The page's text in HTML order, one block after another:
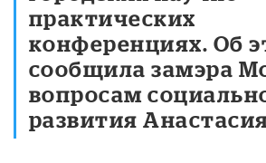
практических
конференциях. Об
сообщила замэра
вопросам
развития